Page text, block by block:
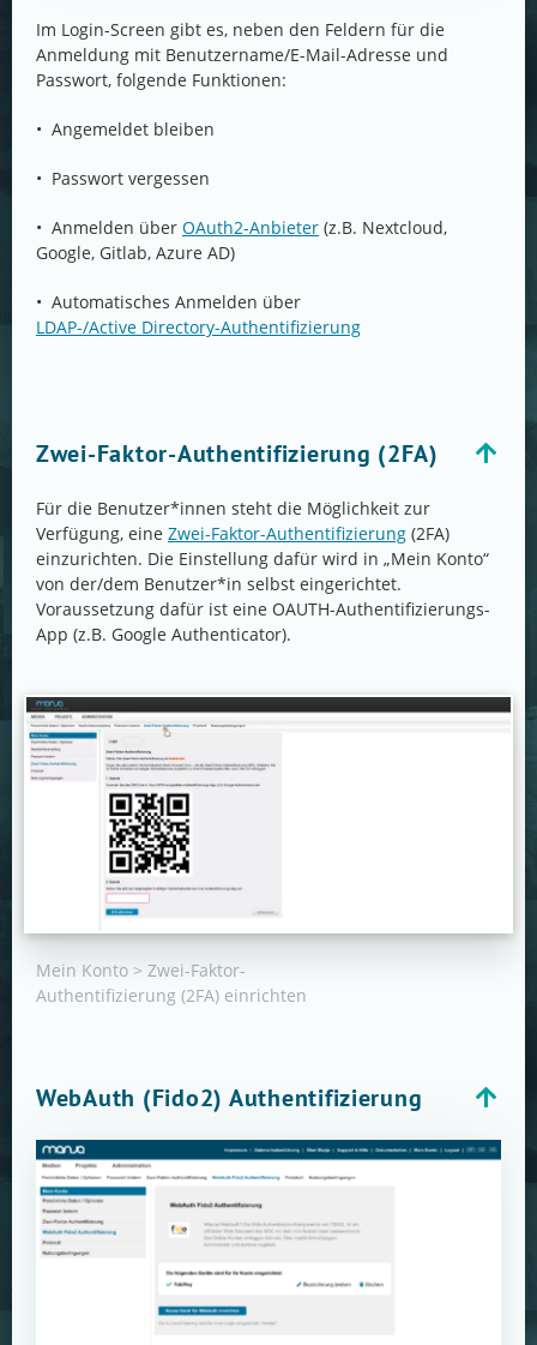
Im Login-Screen gibt es, neben den Feldern für die
Anmeldung mit Benutzername/E-Mail-Adresse und
Passwort, folgende Funktionen:
• Angemeldet bleiben
• Passwort vergessen
• Anmelden über OAuth2-Anbieter (z.B. Nextcloud,
Google, Gitlab, Azure AD)
• Automatisches Anmelden über
LDAP-/Active Directory-Authentifizierung
Zwei-Faktor-Authentifizierung (2FA)
Für die Benutzer*innen steht die Möglichkeit zur
Verfügung, eine Zwei-Faktor-Authentifizierung (2FA)
einzurichten. Die Einstellung dafür wird in „Mein Konto“
von der/dem Benutzer*in selbst eingerichtet.
Voraussetzung dafür ist eine OAUTH-Authentifizierungs-
App (z.B. Google Authenticator).
Mein Konto > Zwei-Faktor-
Authentifizierung (2FA) einrichten
WebAuth (Fido2) Authentifizierung